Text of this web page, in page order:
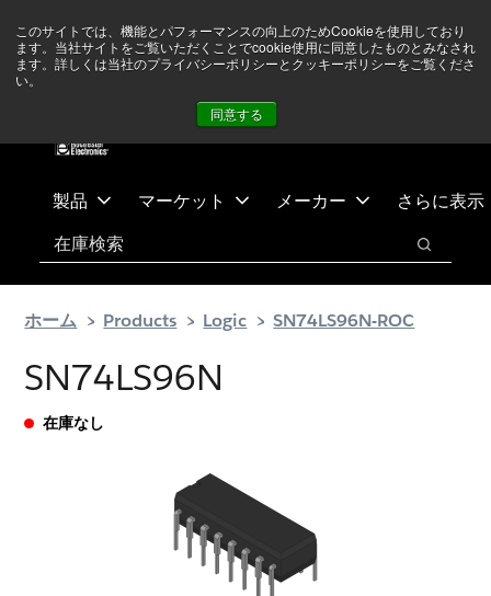
このサイトでは、機能とパフォーマンスの向上のためCookieを使用しており
ます。当社サイトをご覧いただくことでcookie使用に同意したものとみなされ
ます。詳しくは当社のプライバシーポリシーとクッキーポリシーをご覧くださ
い。
同意する
テ
ス
ありません 詳しい情報はこちら➜
製品 マーケット メーカー さらに表示
検索
検索
ホーム Products Logic SN74LS96N-ROC
SN74LS96N
在庫なし